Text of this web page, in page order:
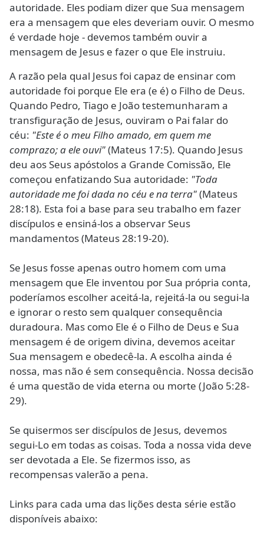
autoridade. Eles podiam dizer que Sua mensagem
era a mensagem que eles deveriam ouvir. O mesmo
é verdade hoje - devemos também ouvir a
mensagem de Jesus e fazer o que Ele instruiu.
A razão pela qual Jesus foi capaz de ensinar com
autoridade foi porque Ele era (e é) o Filho de Deus.
Quando Pedro, Tiago e João testemunharam a
transfiguração de Jesus, ouviram o Pai falar do
céu: "Este é o meu Filho amado, em quem me
comprazo; a ele ouvi"(Mateus 17:5). Quando Jesus
deu aos Seus apóstolos a Grande Comissão, Ele
começou enfatizando Sua autoridade: "Toda
autoridade me foi dada no céu e na terra"(Mateus
28:18). Esta foi a base para seu trabalho em fazer
discípulos e ensiná-los a observar Seus
mandamentos (Mateus 28:19-20).
Se Jesus fosse apenas outro homem com uma
mensagem que Ele inventou por Sua própria conta,
poderíamos escolher aceitá-la, rejeitá-la ou segui-la
e ignorar o resto sem qualquer consequência
duradoura. Mas como Ele é o Filho de Deus e Sua
mensagem é de origem divina, devemos aceitar
Sua mensagem e obedecê-la. A escolha ainda é
nossa, mas não é sem consequência. Nossa decisão
é uma questão de vida eterna ou morte (João 5:28-
29).
Se quisermos ser discípulos de Jesus, devemos
segui-Lo em todas as coisas. Toda a nossa vida deve
ser devotada a Ele. Se fizermos isso, as
recompensas valerão a pena.
Links para cada uma das lições desta série estão
disponíveis abaixo: